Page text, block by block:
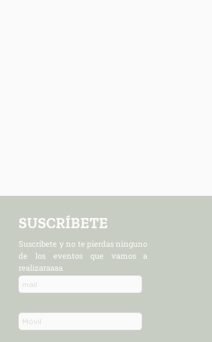
SUSCRÍBETE
Suscríbete y no te pierdas ninguno
de los eventos que vamos a
realizaraaaa